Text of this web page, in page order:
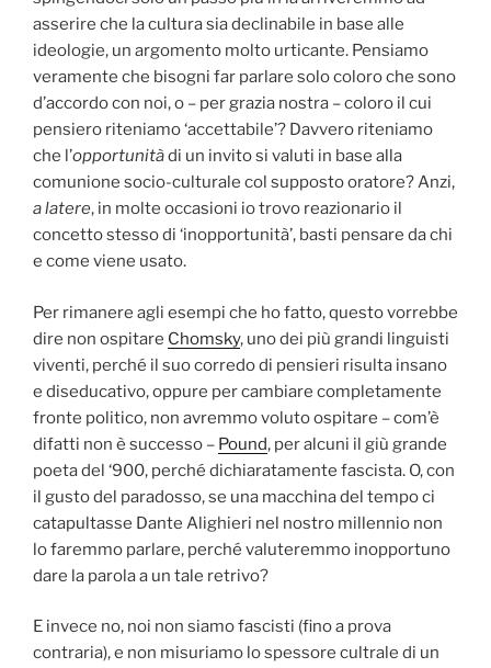
asserire che la cultura sia declinabile in base alle
ideologie, un argomento molto urticante. Pensiamo
veramente che bisogni far parlare solo coloro che sono
d’accordo con noi, o – per grazia nostra – coloro il cui
pensiero riteniamo ‘accettabile’? Davvero riteniamo
che l’opportunitàdi un invito si valuti in base alla
comunione socio-culturale col supposto oratore? Anzi,
a latere, in molte occasioni io trovo reazionario il
concetto stesso di ‘inopportunità’, basti pensare da chi
e come viene usato.
Per rimanere agli esempi che ho fatto, questo vorrebbe
dire non ospitare Chomsky, uno dei più grandi linguisti
viventi, perché il suo corredo di pensieri risulta insano
e diseducativo, oppure per cambiare completamente
fronte politico, non avremmo voluto ospitare – com’è
difatti non è successo – Pound, per alcuni il giù grande
poeta del ‘900, perché dichiaratamente fascista. O, con
il gusto del paradosso, se una macchina del tempo ci
catapultasse Dante Alighieri nel nostro millennio non
lo faremmo parlare, perché valuteremmo inopportuno
dare la parola a un tale retrivo?
E invece no, noi non siamo fascisti (fino a prova
contraria), e non misuriamo lo spessore cultrale di un